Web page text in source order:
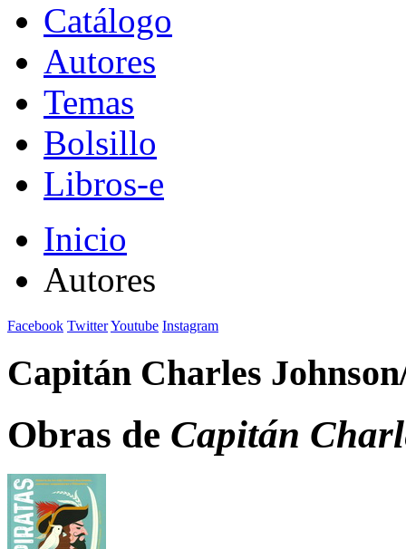
Catálogo
Autores
Temas
Bolsillo
Libros-e
Inicio
Autores
Facebook TwitterYoutube Instagram
Capitán Charles
Obras de Capitán